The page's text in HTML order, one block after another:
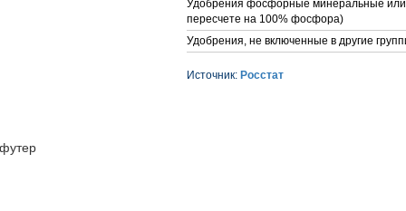
Удобрения фосфорные минеральные или
пересчете на 100% фосфора)
Удобрения, не включенные в другие
Источник: Росстат
футер